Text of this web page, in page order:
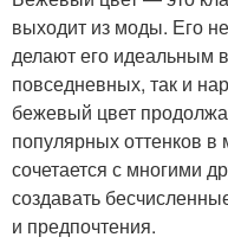
выходит из моды. Его
делают его идеальным
повседневных, так и
бежевый цвет
популярных оттенков
сочетается с многими
создавать
и предпочтения.